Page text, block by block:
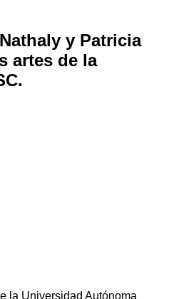
y Patricia
artes de la
la Universidad Autónoma